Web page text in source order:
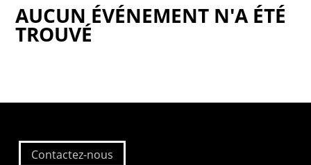
AUCUN ÉVÉNEMENT N'A ÉTÉ
TROUVÉ
Contactez-nous